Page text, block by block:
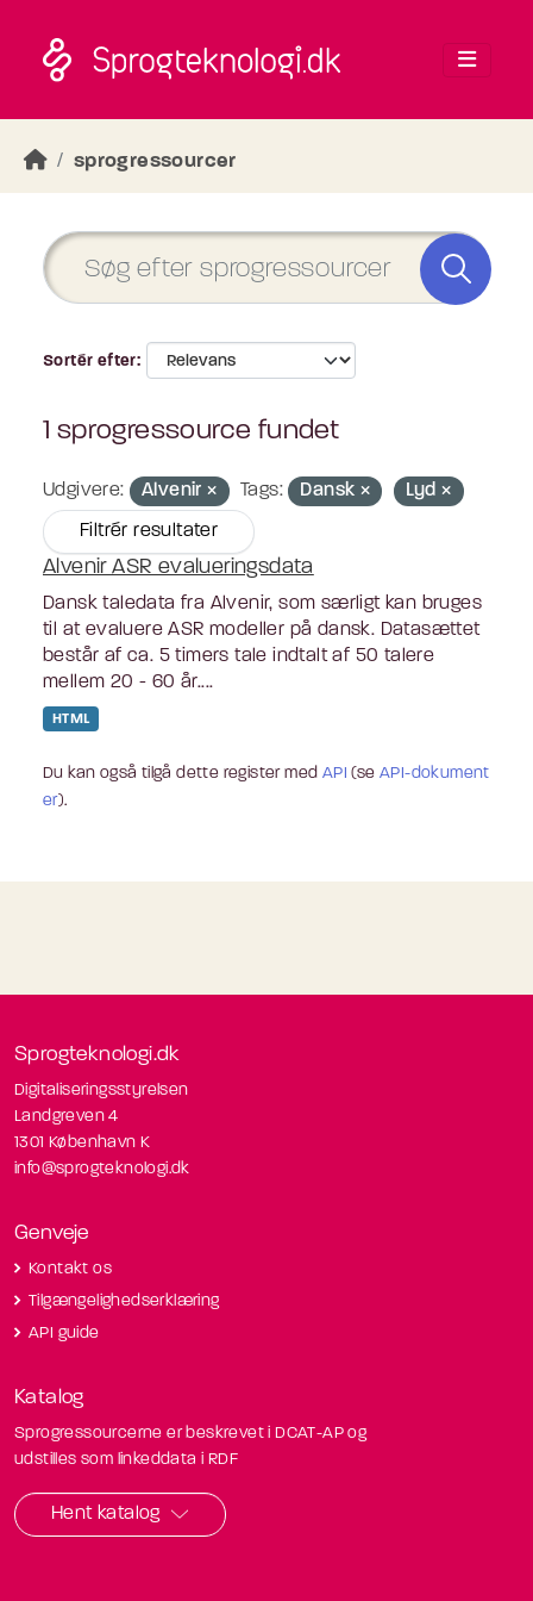
sprogressourcer
Sortér efter
1 sprogressource fundet
Udgivere: Alvenir Tags: Dansk Lyd
Filtrér resultater
Alvenir ASR evalueringsdata
Dansk taledata fra Alvenir, som særligt kan bruges
til at evaluere ASR modeller på dansk. Datasættet
består af ca. 5 timers tale indtalt af 50 talere
mellem 20 - 60 år....
HTML
Du kan også tilgå dette register med API (seAPI-dokument
er).
Sprogteknologi.dk
Digitaliseringsstyrelsen
Landgreven 4
1301 København K
info@sprogteknologi.dk
Genveje
Kontakt os
Tilgængelighedserklæring
API guide
Katalog
Sprogressourcerne er beskrevet i DCAT-AP og
udstilles som linkeddata i RDF
Hent katalog